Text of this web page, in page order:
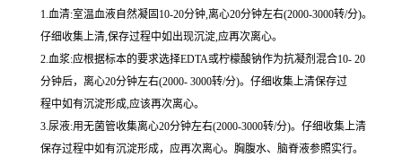
1.血清:室温血液自然凝固10-20分钟,离心20分钟左右(2000-3000转/分)。
仔细收集上清,保存过程中如出现沉淀,应再次离心。
2.血浆:应根据标本的要求选择EDTA或柠檬酸钠作为抗凝剂混合10- 20
分钟后，离心20分钟左右(2000- 3000转/分)。仔细收集上清保存过
程中如有沉淀形成,应该再次离心。
3.尿液:用无菌管收集离心20分钟左右(2000-3000转/分)。仔细收集上清
保存过程中如有沉淀形成，应再次离心。胸腹水、脑脊液参照实行。